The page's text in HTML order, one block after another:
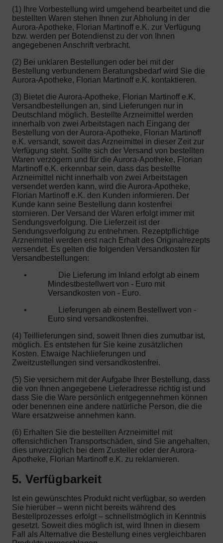
(1) Ihre Vorbestellung wird umgehend bearbeitet und die
bestellten Waren stehen Ihnen zur Abholung in der
Aurora-Apotheke, Florian Martinoff e.K. zur Verfügung
bzw. werden per Botendienst zu der von Ihnen
angegebenen Anschrift verbracht.
(2) Bei unklaren Bestellungen oder bei mit der
Bestellung verbundenem Beratungsbedarf wird Sie die
Aurora-Apotheke, Florian Martinoff e.K. kontaktieren.
(3) Bietet die Aurora-Apotheke, Florian Martinoff e.K.
Versandbestellungen an, sind Lieferungen nur in
Deutschland möglich. Bestellte Arzneimittel werden
innerhalb von zwei Arbeitstagen nach Eingang der
Bestellung von der Aurora-Apotheke, Florian Martinoff
e.K. versandt, soweit das Arzneimittel in dieser Zeit zur
Verfügung steht. Sollte sich der Versand von bestellten
Waren verzögern und für die Aurora-Apotheke, Florian
Martinoff e.K. erkennbar sein, dass das bestellte
Arzneimittel nicht innerhalb von zwei Arbeitstagen
versendet werden kann, wird die Aurora-Apotheke,
Florian Martinoff e.K. den Kunden informieren. Der
Kunde kann seine Bestellung dann kostenfrei
stornieren. Der Versand der Waren erfolgt immer mit
Sendungsverfolgung. Die Lieferzeit ist der
Sendungsverfolgung zu entnehmen. Rezeptpflichtige
Arzneimittel werden erst nach Erhalt des Originalrezepts
versendet. Es gelten die folgenden Versandkosten für
Versandbestellungen:
•
Die Lieferung im Inland erfolgt ab einem
Mindestbestellwert von - Euro mit
Versandkosten von - Euro.
•
Lieferungen ab einem Bestellwert von -
Euro sind versandkostenfrei.
(4) Teillieferungen sind, soweit Ihnen dies zumutbar ist,
möglich. Es entstehen für Sie keine zusätzlichen
Kosten. Etwaige Nachlieferungen und
Zweitzustellungen sind versandkostenfrei.
(5) Sie versichern mit der Aufgabe Ihrer Bestellung, dass
die von Ihnen angegebene Lieferadresse richtig ist und
dass Sie die Ware persönlich entgegennehmen können
oder benennen eine andere natürliche Person, die die
Ware ersatzweise annehmen kann.
(6) Erhalten Sie die bestellten Arzneimittel mit
offensichtlichen Transportschäden, sind Sie angehalten,
dies unverzüglich bei dem Zusteller oder der Aurora-
Apotheke, Florian Martinoff e.K. zu reklamieren.
5. Verfügbarkeit
Ist ein gewünschtes Produkt nicht verfügbar, so werden
Sie hierüber – wenn nicht bereits während des
Bestellprozesses erfolgt – schnellstmöglich in Kenntnis
gesetzt. Soweit dies möglich ist, wird Ihnen in diesem
Fall als Alternative die Bestellung eines vergleichbaren